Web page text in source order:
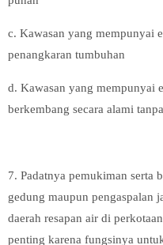
c. Kawasan yang mempunyai
penangkaran tumbuhan
d. Kawasan yang mempunyai
berkembang secara alami
7. Padatnya pemukiman serta
gedung maupun pengaspalan
daerah resapan air di
penting karena fungsinya